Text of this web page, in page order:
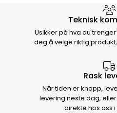
Hvorfor velge Storm
Teknisk
Usikker på hva du
deg å velge riktig
Rask
Når tiden er knapp,
levering neste dag,
direkte hos oss